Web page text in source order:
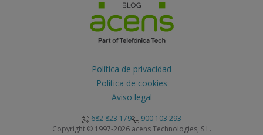
Política de privacidad
Política de cookies
Aviso legal
682 823 179
900 103 293
Copyright © 1997-2026 acens Technologies, S.L.